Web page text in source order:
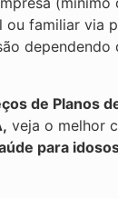
ou familiar via
dependendo
de Planos
veja o melhor
para